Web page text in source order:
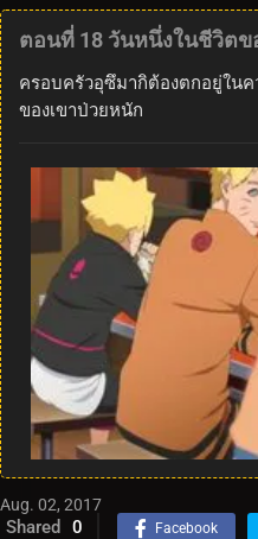
ตอนที่ 18 วันหนึ่งในชีวิต
ครอบครัวอุซึมากิต้องตกอยู่ในค
ของเขาป่วยหนัก
Aug. 02, 2017
Shared 0 Facebook